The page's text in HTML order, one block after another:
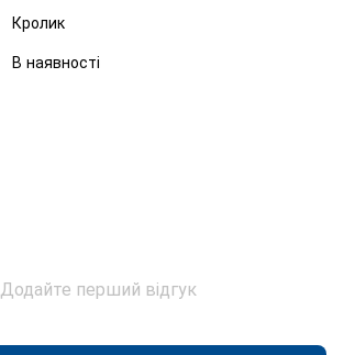
Кролик
В наявності
Додайте перший відгук